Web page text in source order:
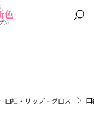
口紅・リップ・グロス 口